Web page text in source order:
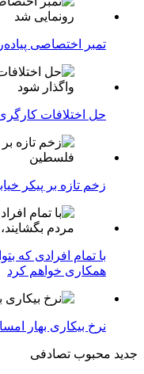
تمبر اختصاصی
حل اختلافات
زخم تازه بر پیکر
با تمام افرادی که
همکاری خواهم کرد
نرخ بیکاری بهار
جدید محبوب تصادفی